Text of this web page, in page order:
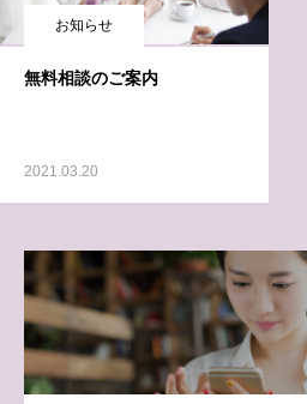
お知らせ
無料相談のご案内
2021.03.20